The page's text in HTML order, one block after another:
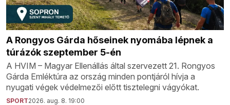
A Rongyos Gárda hőseinek nyomába lépnek a
túrázók szeptember 5-én
A HVIM – Magyar Ellenállás által szervezett 21. Rongyos
Gárda Emléktúra az ország minden pontjáról hívja a
nyugati végek védelmezői előtt tisztelegni vágyókat.
SPORT2026. aug. 8. 19:00